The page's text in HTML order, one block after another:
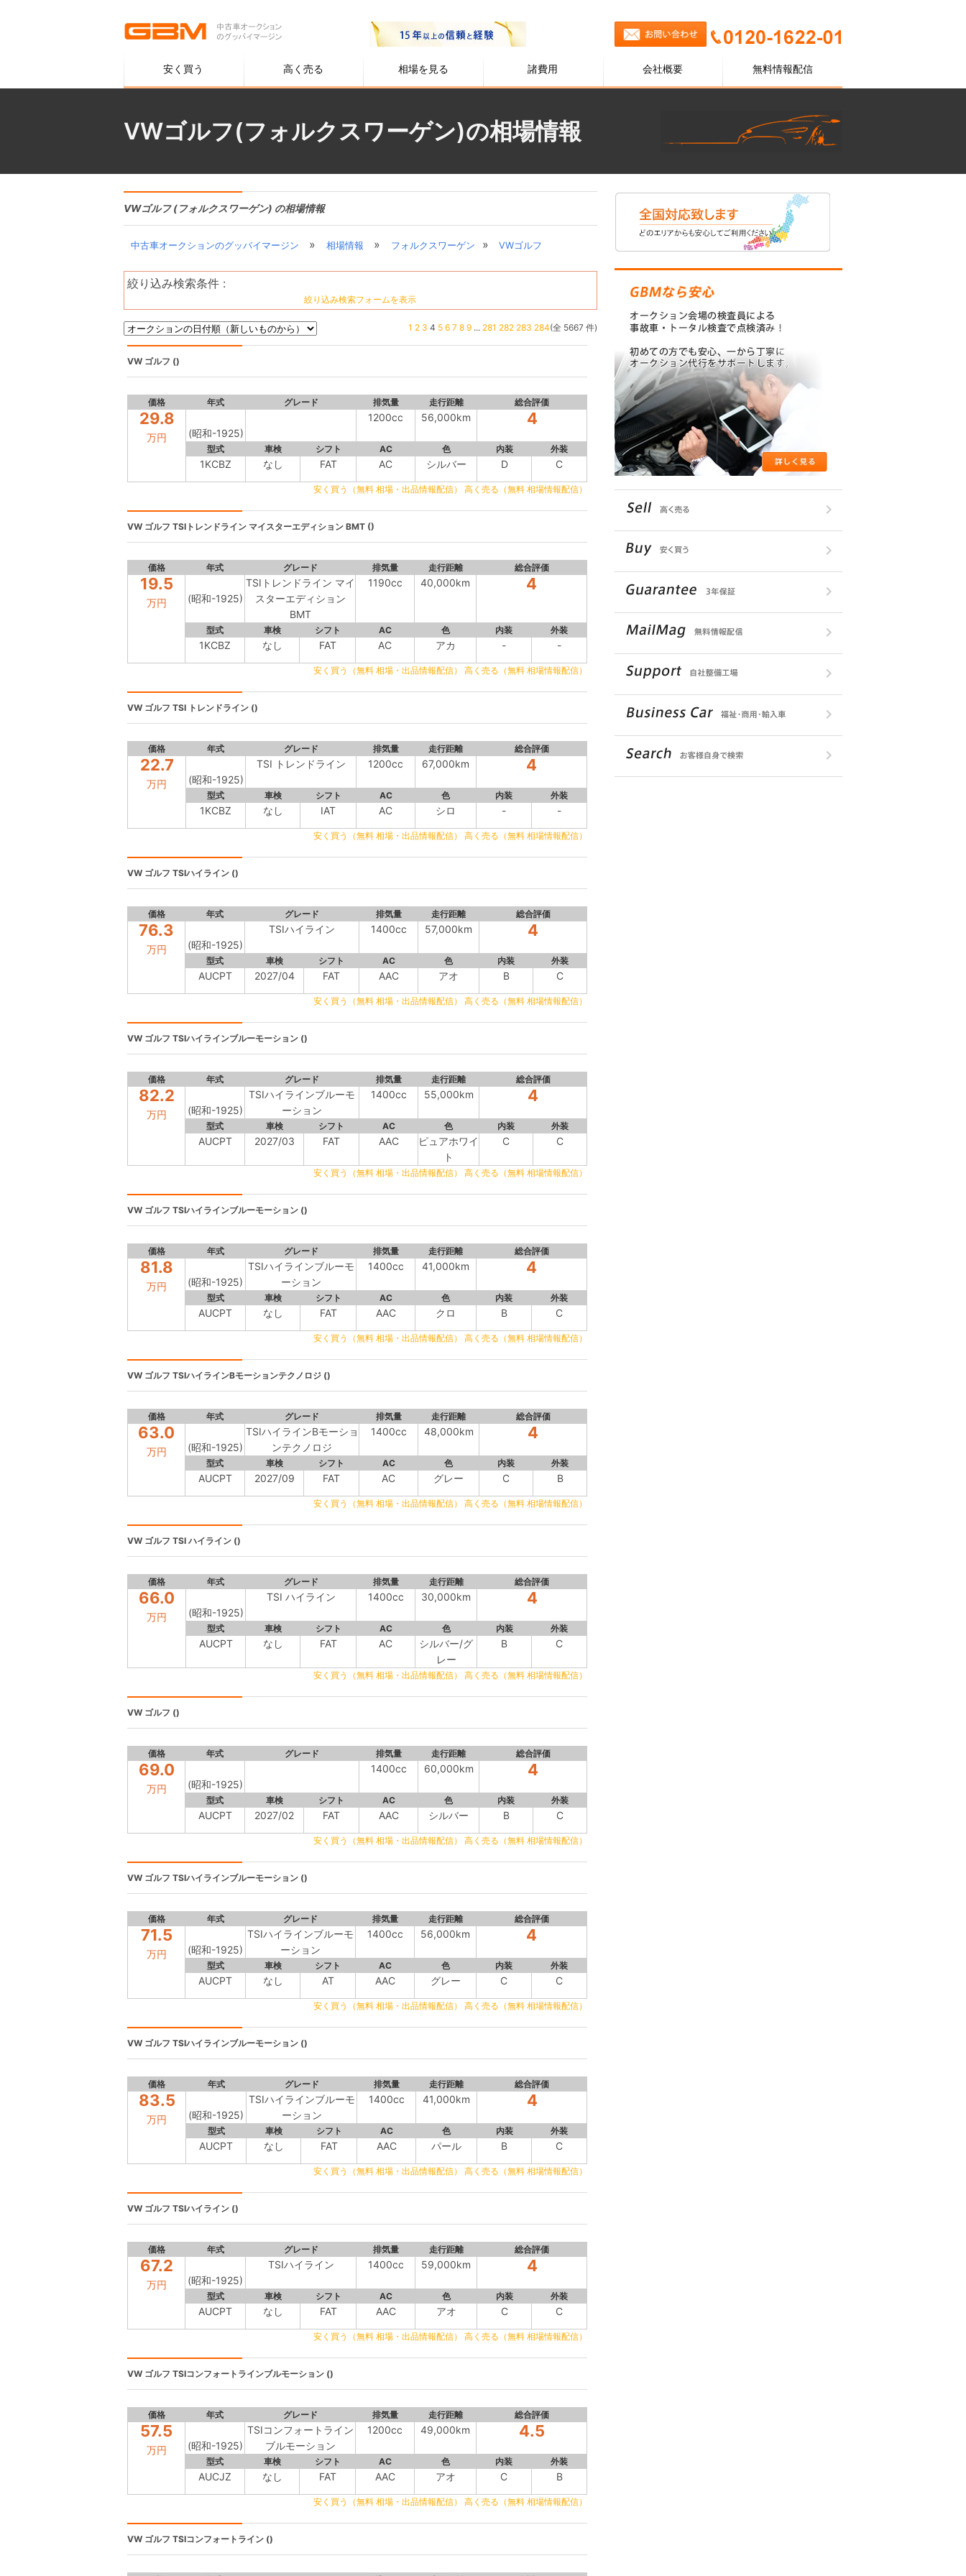
安く買う 高く売る 相場を見る 諸費用 会社概要 無料情報配信
VWゴルフ(フォルクスワーゲン)の相場情報
VWゴルフ (フォルクスワーゲン) の相場情報
中古車オークションのグッバイマージン » 相場情報 » フォルクスワーゲン » VWゴルフ
絞り込み検索条件 :
絞り込み検索フォームを表示
1 2 3 4 5 6 7 8 9... 281 282 283 284(全 5667 件)
VW ゴルフ ()
価格 年式 グレード 排気量 走行距離 総合評価
29.8
万円 (昭和-1925)
1200cc 56,000km 4
型式 車検 シフト AC 色 内装 外装
1KCBZ なし FAT AC シルバー D C
安く買う（無料 相場・出品情報配信） 高く売る（無料 相場情報配信）
VW ゴルフ TSIトレンドライン マイスターエディション BMT ()
価格 年式 グレード 排気量 走行距離 総合評価
19.5
万円 (昭和-1925)
TSIトレンドライン マイ
スターエディション
BMT
1190cc 40,000km 4
型式 車検 シフト AC 色 内装 外装
1KCBZ なし FAT AC アカ - -
安く買う（無料 相場・出品情報配信） 高く売る（無料 相場情報配信）
VW ゴルフ TSI トレンドライン ()
価格 年式 グレード 排気量 走行距離 総合評価
22.7
万円 (昭和-1925)
TSI トレンドライン 1200cc 67,000km 4
型式 車検 シフト AC 色 内装 外装
1KCBZ なし IAT AC シロ - -
安く買う（無料 相場・出品情報配信） 高く売る（無料 相場情報配信）
VW ゴルフ TSIハイライン ()
価格 年式 グレード 排気量 走行距離 総合評価
76.3
万円 (昭和-1925)
TSIハイライン 1400cc 57,000km 4
型式 車検 シフト AC 色 内装 外装
AUCPT 2027/04 FAT AAC アオ B C
安く買う（無料 相場・出品情報配信） 高く売る（無料 相場情報配信）
VW ゴルフ TSIハイラインブルーモーション ()
価格 年式 グレード 排気量 走行距離 総合評価
82.2
万円 (昭和-1925)
TSIハイラインブルーモ
ーション
1400cc 55,000km 4
型式 車検 シフト AC 色 内装 外装
AUCPT 2027/03 FAT AAC
ピュアホワイ
ト
C C
安く買う（無料 相場・出品情報配信） 高く売る（無料 相場情報配信）
VW ゴルフ TSIハイラインブルーモーション ()
価格 年式 グレード 排気量 走行距離 総合評価
81.8
万円 (昭和-1925)
TSIハイラインブルーモ
ーション
1400cc 41,000km 4
型式 車検 シフト AC 色 内装 外装
AUCPT なし FAT AAC クロ B C
安く買う（無料 相場・出品情報配信） 高く売る（無料 相場情報配信）
VW ゴルフ TSIハイラインBモーションテクノロジ ()
価格 年式 グレード 排気量 走行距離 総合評価
63.0
万円 (昭和-1925)
TSIハイラインBモーショ
ンテクノロジ
1400cc 48,000km 4
型式 車検 シフト AC 色 内装 外装
AUCPT 2027/09 FAT AC グレー C B
安く買う（無料 相場・出品情報配信） 高く売る（無料 相場情報配信）
VW ゴルフ TSI ハイライン ()
価格 年式 グレード 排気量 走行距離 総合評価
66.0
万円 (昭和-1925)
TSI ハイライン 1400cc 30,000km 4
型式 車検 シフト AC 色 内装 外装
AUCPT なし FAT AC
シルバー/グ
レー
B C
安く買う（無料 相場・出品情報配信） 高く売る（無料 相場情報配信）
VW ゴルフ ()
価格 年式 グレード 排気量 走行距離 総合評価
69.0
万円 (昭和-1925)
1400cc 60,000km 4
型式 車検 シフト AC 色 内装 外装
AUCPT 2027/02 FAT AAC シルバー B C
安く買う（無料 相場・出品情報配信） 高く売る（無料 相場情報配信）
VW ゴルフ TSIハイラインブルーモーション ()
価格 年式 グレード 排気量 走行距離 総合評価
71.5
万円 (昭和-1925)
TSIハイラインブルーモ
ーション
1400cc 56,000km 4
型式 車検 シフト AC 色 内装 外装
AUCPT なし AT AAC グレー C C
安く買う（無料 相場・出品情報配信） 高く売る（無料 相場情報配信）
VW ゴルフ TSIハイラインブルーモーション ()
価格 年式 グレード 排気量 走行距離 総合評価
83.5
万円 (昭和-1925)
TSIハイラインブルーモ
ーション
1400cc 41,000km 4
型式 車検 シフト AC 色 内装 外装
AUCPT なし FAT AAC パール B C
安く買う（無料 相場・出品情報配信） 高く売る（無料 相場情報配信）
VW ゴルフ TSIハイライン ()
価格 年式 グレード 排気量 走行距離 総合評価
67.2
万円 (昭和-1925)
TSIハイライン 1400cc 59,000km 4
型式 車検 シフト AC 色 内装 外装
AUCPT なし FAT AAC アオ C C
安く買う（無料 相場・出品情報配信） 高く売る（無料 相場情報配信）
VW ゴルフ TSIコンフォートラインブルモーション ()
価格 年式 グレード 排気量 走行距離 総合評価
57.5
万円 (昭和-1925)
TSIコンフォートライン
ブルモーション
1200cc 49,000km 4.5
型式 車検 シフト AC 色 内装 外装
AUCJZ なし FAT AAC アオ C B
安く買う（無料 相場・出品情報配信） 高く売る（無料 相場情報配信）
VW ゴルフ TSIコンフォートライン ()